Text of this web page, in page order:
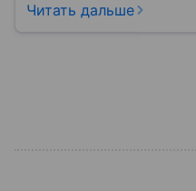
Читать дальше